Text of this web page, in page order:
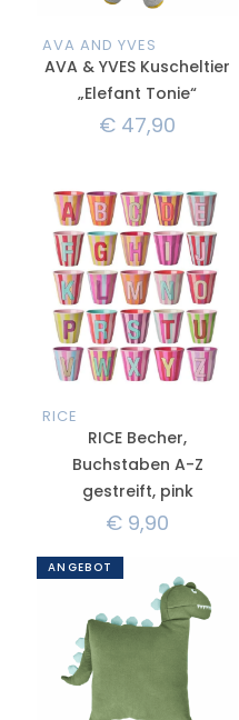
AVA AND YVES
AVA & YVES Kuscheltier
„Elefant Tonie“
€ 47,90
RICE
RICE Becher,
Buchstaben A-Z
gestreift, pink
€ 9,90
ANGEBOT